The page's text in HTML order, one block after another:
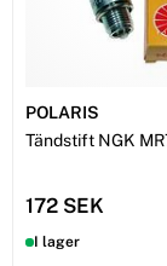
POLARIS
Tändstift NGK
172 SEK
I lager